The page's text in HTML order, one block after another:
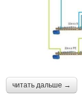
читать дальше →